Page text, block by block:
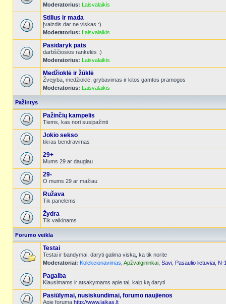
Moderatorius: Laisvalaikis
Stilius ir mada
Įvaizdis dar ne viskas :)
Moderatorius: Laisvalaikis
Pasidaryk pats
darbščiosios rankelės :)
Moderatorius: Laisvalaikis
Medžioklė ir žūklė
Žvejyba, medžioklė, grybavimas ir kitos gamtos pramogos
Moderatorius: Laisvalaikis
Pažintys
Pažinčių kampelis
Tiems, kas nori susipažinti
Jokio sekso
tikras bendravimas
29+
Mums 29 ar daugiau
29-
O mums 29 ar mažiau
Ružava
Tik panelėms
Žydra
Tik vaikinams
Forumo veikla
Testai
Testai ir bandymai, daryti galima viską, ka tik norite
Moderatoriai: Kolekcionavimas Apžvalgininkai Savi Pasaulio lietuviai N-
Pagalba
Klausimams ir atsakymams apie tai, kaip ką daryti
Pasiūlymai, nusiskundimai, forumo naujienos
Apie forumą http://www.laikas.lt